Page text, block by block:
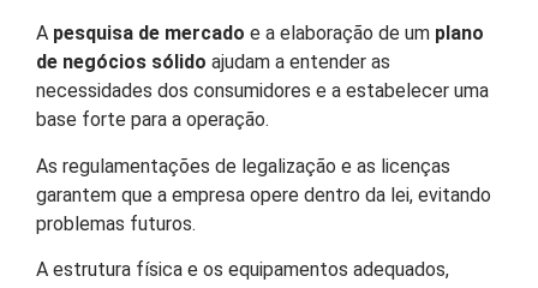
A pesquisa de mercado e a elaboração de um plano
de negócios sólido ajudam a entender as
necessidades dos consumidores e a estabelecer uma
base forte para a operação.
As regulamentações de legalização e as licenças
garantem que a empresa opere dentro da lei, evitando
problemas futuros.
A estrutura física e os equipamentos adequados,